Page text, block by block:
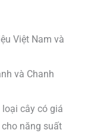
Việt Nam và
và Chanh
loại cây có giá
năng suất